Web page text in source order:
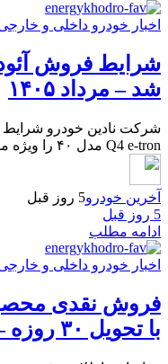
اخبار خودرو داخلی و
شد – مرداد ۱۴۰۵
شرکت نادین خودرو شرایط
Q4 e-tron مدل ۴۰ را ویژه مرداد ماه ۱۴۰۵ اعلام کرد.
آخرین خودرو5 روز قبل
5 روز قبل
ادامه مطلب
اخبار خودرو داخلی و
فروش نقدی
با تحویل ۳۰ روزه – مرداد ۱۴۰۵